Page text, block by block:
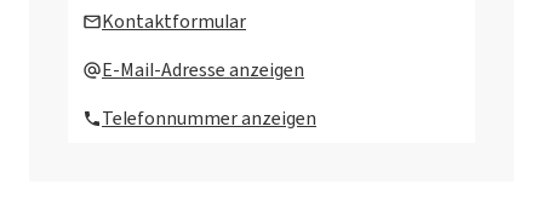
Kontaktformular
E-Mail-Adresse anzeigen
Telefonnummer anzeigen